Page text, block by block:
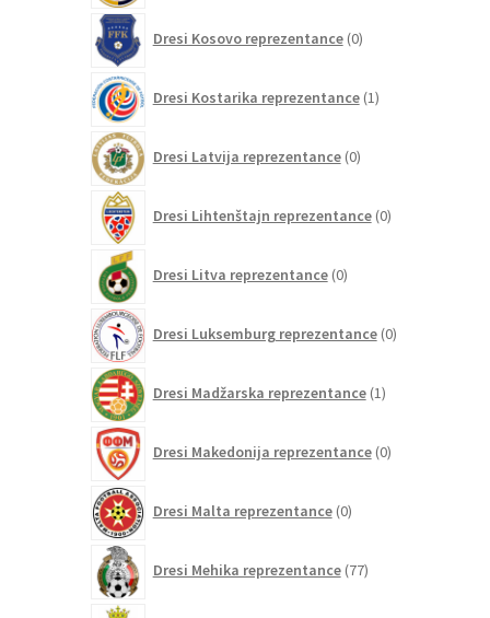
Dresi Kosovo reprezentance 0izdelkov
Dresi Kostarika reprezentance 1izdelek
Dresi Latvija reprezentance 0izdelkov
Dresi Lihtenštajn reprezentance 0izdelkov
Dresi Litva reprezentance 0izdelkov
Dresi Luksemburg reprezentance 0izdelkov
Dresi Madžarska reprezentance 1izdelek
Dresi Makedonija reprezentance 0izdelkov
Dresi Malta reprezentance 0izdelkov
Dresi Mehika reprezentance 77izdelkov